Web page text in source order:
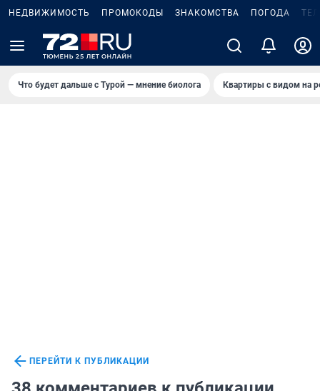
НЕДВИЖИМОСТЬ ПРОМОКОДЫ ЗНАКОМСТВА ПОГОДА
Что будет дальше с Турой — мнение биолога Квартиры с видом на
ПЕРЕЙТИ К ПУБЛИКАЦИИ